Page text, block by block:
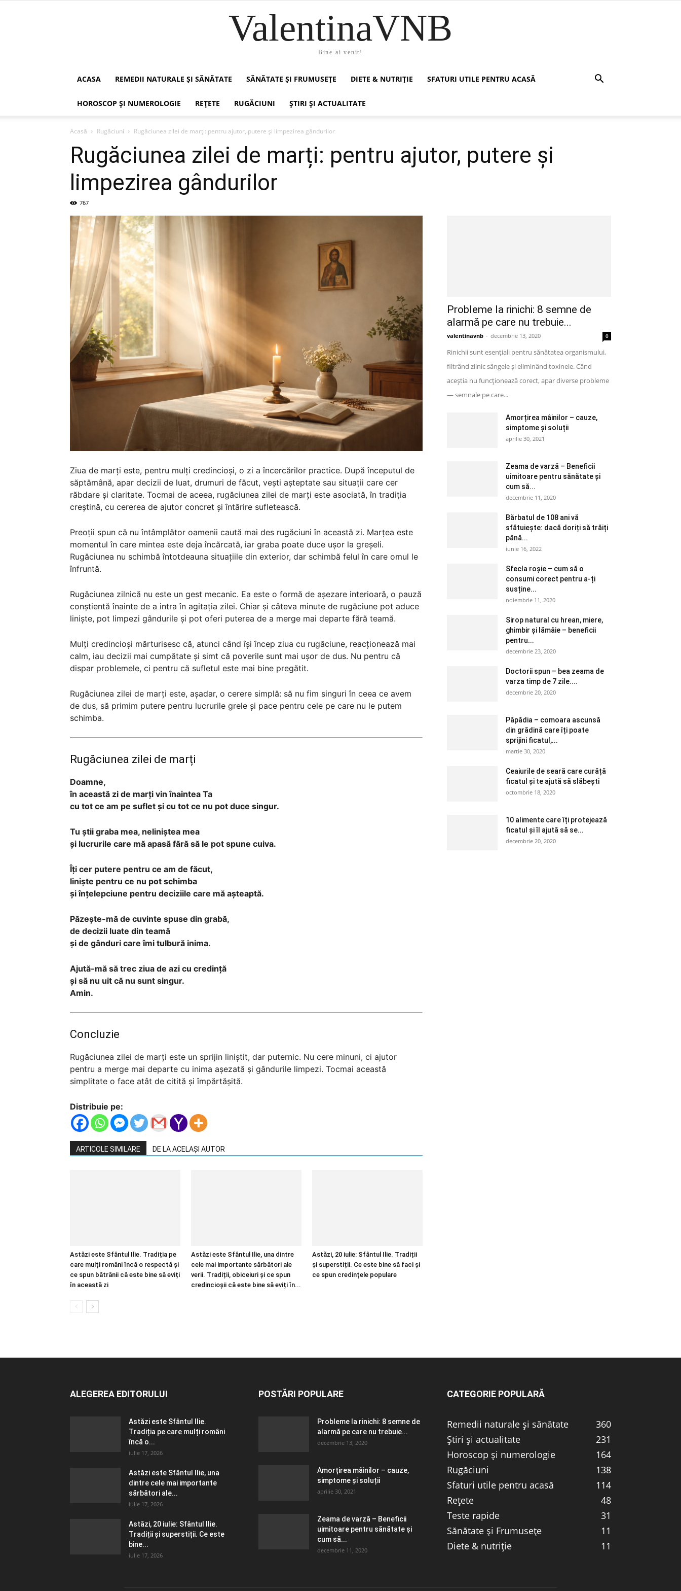
ValentinaVNB
Bine ai venit!
ACASA REMEDII NATURALE ȘI SĂNĂTATE SĂNĂTATE ȘI FRUMUSEȚE DIETE & NUTRIȚIE SFATURI UTILE PENTRU ACASĂ
HOROSCOP ȘI NUMEROLOGIE REȚETE RUGĂCIUNI ȘTIRI ȘI ACTUALITATE
Acasă Rugăciuni Rugăciunea zilei de marți: pentru ajutor, putere și limpezirea gândurilor
Rugăciunea zilei de marți: pentru ajutor, putere și
limpezirea gândurilor
767
Ziua de marți este, pentru mulți credincioși, o zi a încercărilor practice. După începutul de
săptămână, apar decizii de luat, drumuri de făcut, vești așteptate sau situații care cer
răbdare și claritate. Tocmai de aceea, rugăciunea zilei de marți este asociată, în tradiția
creștină, cu cererea de ajutor concret și întărire sufletească.
Preoții spun că nu întâmplător oamenii caută mai des rugăciuni în această zi. Marțea este
momentul în care mintea este deja încărcată, iar graba poate duce ușor la greșeli.
Rugăciunea nu schimbă întotdeauna situațiile din exterior, dar schimbă felul în care omul le
înfruntă.
Rugăciunea zilnică nu este un gest mecanic. Ea este o formă de așezare interioară, o pauză
conștientă înainte de a intra în agitația zilei. Chiar și câteva minute de rugăciune pot aduce
liniște, pot limpezi gândurile și pot oferi puterea de a merge mai departe fără teamă.
Mulți credincioși mărturisesc că, atunci când își încep ziua cu rugăciune, reacționează mai
calm, iau decizii mai cumpătate și simt că poverile sunt mai ușor de dus. Nu pentru că
dispar problemele, ci pentru că sufletul este mai bine pregătit.
Rugăciunea zilei de marți este, așadar, o cerere simplă: să nu fim singuri în ceea ce avem
de dus, să primim putere pentru lucrurile grele și pace pentru cele pe care nu le putem
schimba.
Rugăciunea zilei de marți
Doamne,
în această zi de marți vin înaintea Ta
cu tot ce am pe suflet și cu tot ce nu pot duce singur.
Tu știi graba mea, neliniștea mea
și lucrurile care mă apasă fără să le pot spune cuiva.
Îți cer putere pentru ce am de făcut,
liniște pentru ce nu pot schimba
și înțelepciune pentru deciziile care mă așteaptă.
Păzește-mă de cuvinte spuse din grabă,
de decizii luate din teamă
și de gânduri care îmi tulbură inima.
Ajută-mă să trec ziua de azi cu credință
și să nu uit că nu sunt singur.
Amin.
Concluzie
Rugăciunea zilei de marți este un sprijin liniștit, dar puternic. Nu cere minuni, ci ajutor
pentru a merge mai departe cu inima așezată și gândurile limpezi. Tocmai această
simplitate o face atât de citită și împărtășită.
Distribuie pe:
ARTICOLE SIMILARE DE LA ACELAȘI AUTOR
Astăzi este Sfântul Ilie. Tradiția pe
care mulți români încă o respectă și
ce spun bătrânii că este bine să eviți
în această zi
Astăzi este Sfântul Ilie, una dintre
cele mai importante sărbători ale
verii. Tradiții, obiceiuri și ce spun
credincioșii că este bine să eviți în...
Astăzi, 20 iulie: Sfântul Ilie. Tradiții
și superstiții. Ce este bine să faci și
ce spun credințele populare
Probleme la rinichi: 8 semne de
alarmă pe care nu trebuie...
valentinavnb - decembrie 13, 2020 0
Rinichii sunt esențiali pentru sănătatea organismului,
filtrând zilnic sângele și eliminând toxinele. Când
aceștia nu funcționează corect, apar diverse probleme
— semnale pe care...
Amorțirea mâinilor – cauze,
simptome și soluții
aprilie 30, 2021
Zeama de varză – Beneficii
uimitoare pentru sănătate și
cum să...
decembrie 11, 2020
Bărbatul de 108 ani vă
sfătuiește: dacă doriți să trăiți
până...
iunie 16, 2022
Sfecla roșie – cum să o
consumi corect pentru a-ți
susține...
noiembrie 11, 2020
Sirop natural cu hrean, miere,
ghimbir și lămâie – beneficii
pentru...
decembrie 23, 2020
Doctorii spun – bea zeama de
varza timp de 7 zile....
decembrie 20, 2020
Păpădia – comoara ascunsă
din grădină care îți poate
sprijini ficatul,...
martie 30, 2020
Ceaiurile de seară care curăță
ficatul și te ajută să slăbești
octombrie 18, 2020
10 alimente care îți protejează
ficatul și îl ajută să se...
decembrie 20, 2020
ALEGEREA EDITORULUI
Astăzi este Sfântul Ilie.
Tradiția pe care mulți români
încă o...
iulie 17, 2026
Astăzi este Sfântul Ilie, una
dintre cele mai importante
sărbători ale...
iulie 17, 2026
Astăzi, 20 iulie: Sfântul Ilie.
Tradiții și superstiții. Ce este
bine...
iulie 17, 2026
POSTĂRI POPULARE
Probleme la rinichi: 8 semne de
alarmă pe care nu trebuie...
decembrie 13, 2020
Amorțirea mâinilor – cauze,
simptome și soluții
aprilie 30, 2021
Zeama de varză – Beneficii
uimitoare pentru sănătate și
cum să...
decembrie 11, 2020
CATEGORIE POPULARĂ
Remedii naturale și sănătate
360
Știri și actualitate
231
Horoscop și numerologie
164
Rugăciuni
138
Sfaturi utile pentru acasă
114
Rețete
48
Teste rapide
31
Sănătate și Frumusețe
11
Diete & nutriție
11